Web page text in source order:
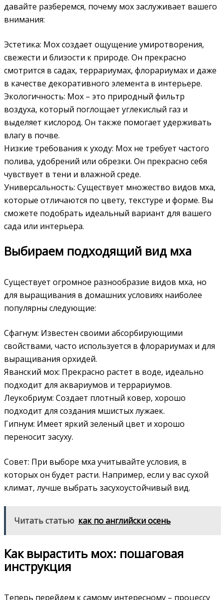
давайте разберемся‚ почему мох заслуживает вашего
внимания:
Эстетика: Мох создает ощущение умиротворения‚
свежести и близости к природе. Он прекрасно
смотрится в садах‚ террариумах‚ флорариумах и даже
в качестве декоративного элемента в интерьере.
Экологичность: Мох – это природный фильтр
воздуха‚ который поглощает углекислый газ и
выделяет кислород. Он также помогает удерживать
влагу в почве.
Низкие требования к уходу: Мох не требует частого
полива‚ удобрений или обрезки. Он прекрасно себя
чувствует в тени и влажной среде.
Универсальность: Существует множество видов мха‚
которые отличаются по цвету‚ текстуре и форме. Вы
сможете подобрать идеальный вариант для вашего
сада или интерьера.
Выбираем подходящий вид мха
Существует огромное разнообразие видов мха‚ но
для выращивания в домашних условиях наиболее
популярны следующие:
Сфагнум: Известен своими абсорбирующими
свойствами‚ часто используется в флорариумах и для
выращивания орхидей.
Яванский мох: Прекрасно растет в воде‚ идеально
подходит для аквариумов и террариумов.
Леукобриум: Создает плотный ковер‚ хорошо
подходит для создания мшистых лужаек.
Гипнум: Имеет яркий зеленый цвет и хорошо
переносит засуху.
Совет: При выборе мха учитывайте условия‚ в
которых он будет расти. Например‚ если у вас сухой
климат‚ лучше выбрать засухоустойчивый вид.
Читать статью как по английски осень
Как вырастить мох: пошаговая
инструкция
Теперь перейдем к самому интересному – процессу